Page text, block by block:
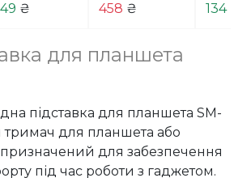
₴ 458 ₴ 134
для планшета
підставка для планшета SM-
тримач для планшета або
для забезпечення
під час роботи з гаджетом.